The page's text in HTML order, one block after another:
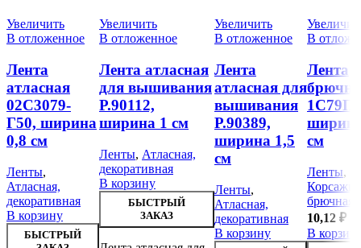
Увеличить
В отложенное
Лента
атласная
02С3079-
Г50, ширина
0,8 см
Ленты,
Атласная,
декоративная
В корзину
БЫСТРЫЙ
Увеличить
В отложенное
Лента атласная
для вышивания
Р.90112,
ширина 1 см
Ленты, Атласная,
декоративная
В корзину
БЫСТРЫЙ
ЗАКАЗ
Увеличить
В отложенное
Лента
атласная для
вышивания
Р.90389,
ширина 1,5
см
Ленты,
Атласная,
декоративная
В корзину
В
Лента
см
Ленты,
брючная
10,12 ₽
В